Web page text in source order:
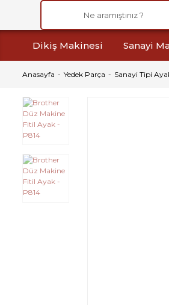
Dikiş Makinesi Sanayi
Anasayfa Yedek Parça Sanayi Tipi